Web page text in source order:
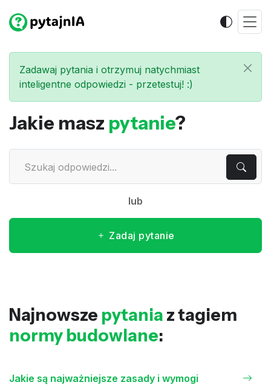
Zadawaj pytania i otrzymuj natychmiast
inteligentne odpowiedzi - przetestuj! :)
Jakie masz pytanie?
lub
Zadaj pytanie
Najnowsze pytania z tagiem
normy budowlane:
Jakie są najważniejsze zasady i wymogi